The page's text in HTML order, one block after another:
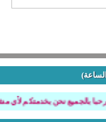
بالجميع نحن بخدمتكم لأي